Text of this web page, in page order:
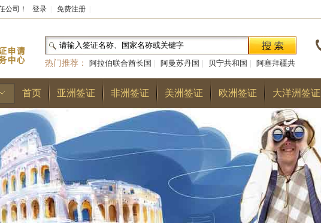
公司！ 登录 免费注册
热门推荐： 阿拉伯联合酋长国 阿曼苏丹国 贝宁共和国
阿塞拜疆共
和国|布基纳法索|巴勒斯坦国|阿尔巴尼亚共和国|多哥共和国|巴
林王国|安道尔公国|
首页 亚洲签证 非洲签证 美洲签证 欧洲签证 大洋洲签证